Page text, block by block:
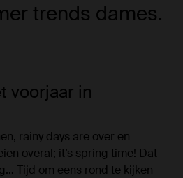
trends dames.
voorjaar in
rainy days are over en
overal; it’s spring time! Dat
Tijd om eens rond te kijken